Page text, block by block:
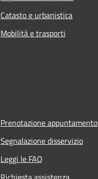
Catasto e urbanistica
Mobilità e trasporti
Prenotazione appuntamento
Segnalazione disservizio
Leggi le FAQ